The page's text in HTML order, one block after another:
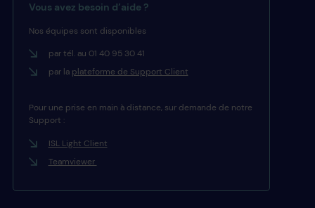
Vous avez besoin d’aide ?
Nos équipes sont disponibles
par tél. au 01 40 95 30 41
par la plateforme de Support Client
Pour une prise en main à distance, sur demande de notre
Support :
ISL Light Client
Teamviewer